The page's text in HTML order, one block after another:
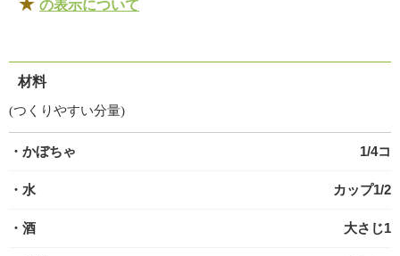
の表示について
材料
(つくりやすい分量)
・かぼちゃ 1/4コ
・水 カップ1/2
・酒 大さじ1